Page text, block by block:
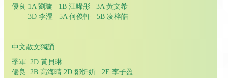
優良 1A 劉璇 1B 江晞彤 3A 黃文希
3D 李澄 5A 何俊軒 5B 凌梓皓
中文散文獨誦
季軍 2D 黃貝琳
優良 2B 高海晴 2D 鄒忻妡 2E 李子盈